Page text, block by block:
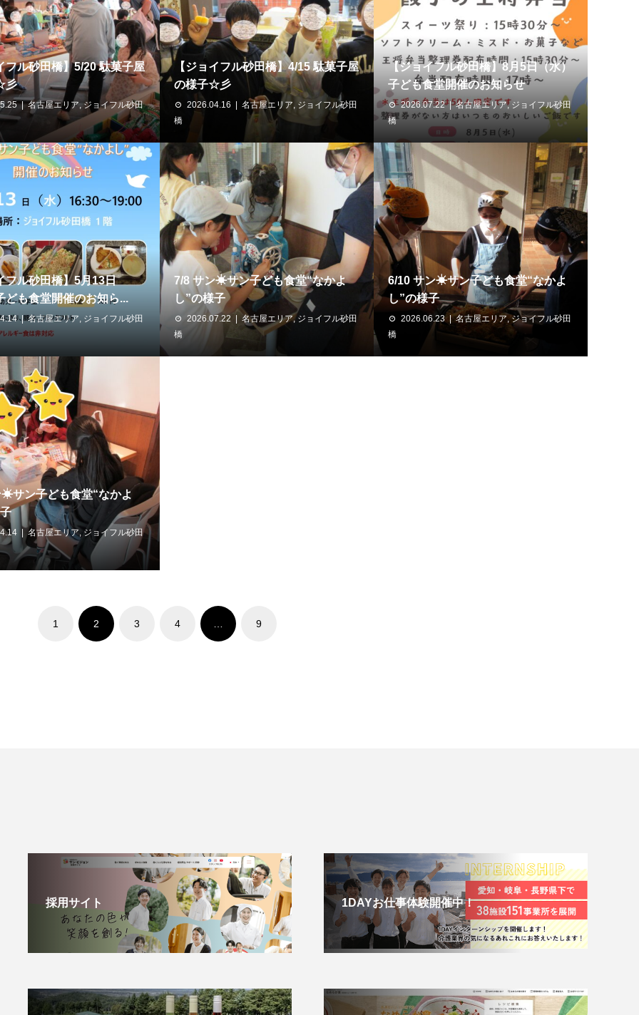
フル砂田橋】5/20 駄菓子屋
彡
名古屋エリア, ジョイフル砂田
【ジョイフル砂田橋】4/15 駄菓子屋
の様子☆彡
2026.04.16 名古屋エリア, ジョイフル砂田
橋
【ジョイフル砂田橋】8月5日（水）
子ども食堂開催のお知らせ
2026.07.22 名古屋エリア, ジョイフル砂田
橋
フル砂田橋】5月13日
ども食堂開催のお知ら...
名古屋エリア, ジョイフル砂田
7/8 サン☀サン子ども食堂“なかよ
し”の様子
2026.07.22 名古屋エリア,ジョイフル砂田
橋
6/10 サン☀サン子ども食堂“なかよ
し”の様子
2026.06.23 名古屋エリア,ジョイフル砂田
橋
サン子ども食堂“なかよ
名古屋エリア, ジョイフル砂田
1 2 3 4 9
採用サイト 1DAYお仕事体験開催中！